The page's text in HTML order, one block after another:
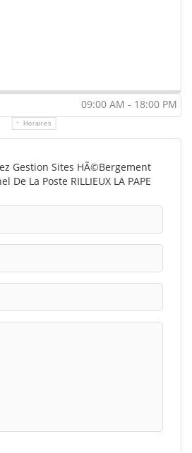
09:00 AM - 18:00 PM
Horaires
Gestion Sites HÃ©bergement
De La Poste RILLIEUX LA PAPE